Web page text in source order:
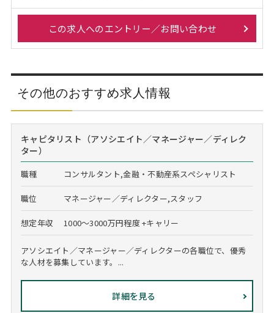
この求人へのエントリー／お問い合わせ
その他のおすすめ求人情報
キャピタリスト（アソシエイト／マネージャー／ディレク
ター）
職種 コンサルタント,金融・不動産系スペシャリスト
職位 マネージャー／ディレクター,スタッフ
想定年収 1000～3000万円程度 +キャリー
アソシエイト／マネージャー／ディレクターの各職位で、優秀
な人材を募集しています。...
詳細を見る